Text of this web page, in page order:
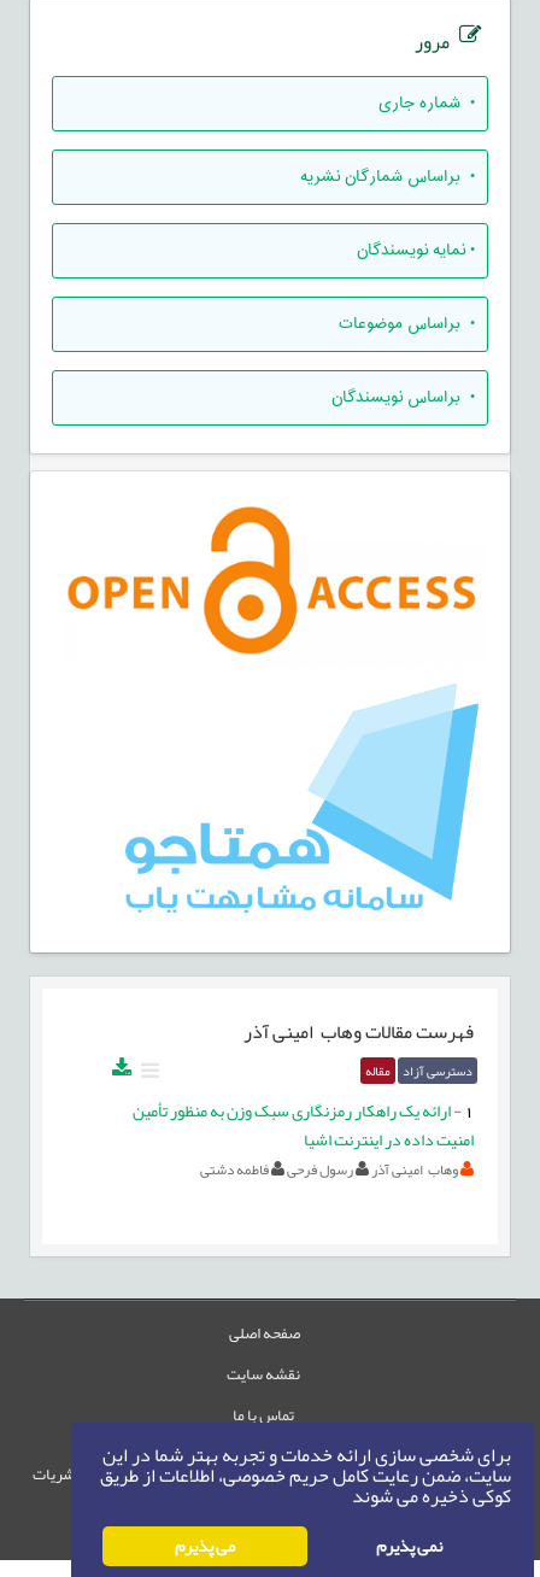
برای شخصی سازی ارائه خدمات و تجربه بهتر شما در این
سایت، ضمن رعایت کامل حریم خصوصی، اطلاعات از طریق
کوکی ذخیره می شوند
نمی پذیرم می پذیرم
مرور
• شماره جاری
• براساس شمارگان نشریه
•نمایه نویسندگان
• براساس موضوعات
• براساس نویسندگان
فهرست مقالاتوهاب امینی آذر
دسترسی آزاد مقاله
-ارائه یک راهکار رمزنگاری سبک وزن به منظور تأمین
امنیت داده در اینترنت اشیا
وهاب امینی آذر رسول فرحی فاطمه دشتی
صفحه اصلی
نقشه سایت
تماس با ما
حقوق این وب‌سایت متعلق به سامانه مدیریت نشریات
حق نشر 1405-1396